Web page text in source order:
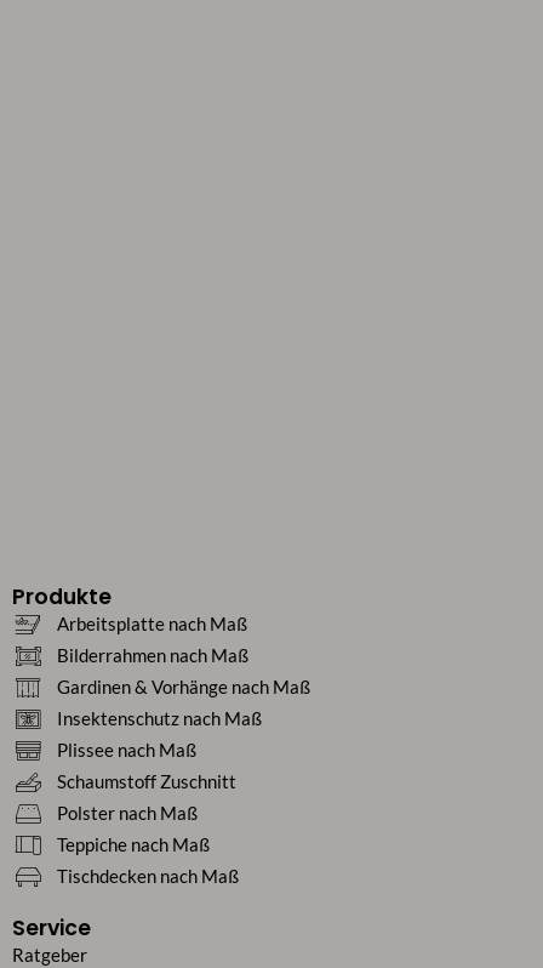
Produkte
Arbeitsplatte nach Maß
Bilderrahmen nach Maß
Gardinen & Vorhänge nach Maß
Insektenschutz nach Maß
Plissee nach Maß
Schaumstoff Zuschnitt
Polster nach Maß
Teppiche nach Maß
Tischdecken nach Maß
Service
Ratgeber